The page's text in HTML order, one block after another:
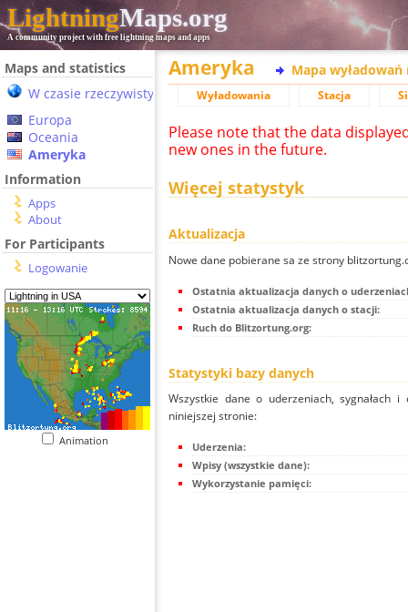
LightningMaps.org
A community project with free lightning maps and apps
Maps and statistics
W czasie rzeczywistym
Europa
Oceania
Ameryka
Information
Apps
About
For Participants
Logowanie
Animation
Ameryka Mapa wyładowań
Wyładowania Stacja
Please note that the data
new ones in the future.
Więcej statystyk
Aktualizacja
Nowe dane pobierane sa ze strony
Ostatnia aktualizacja danych o
Ostatnia aktualizacja danych o stacji:
Ruch do Blitzortung.org:
Statystyki bazy danych
Wszystkie dane o uderzeniach, sygnałach
niniejszej stronie:
Uderzenia:
Wpisy (wszystkie dane):
Wykorzystanie pamięci: